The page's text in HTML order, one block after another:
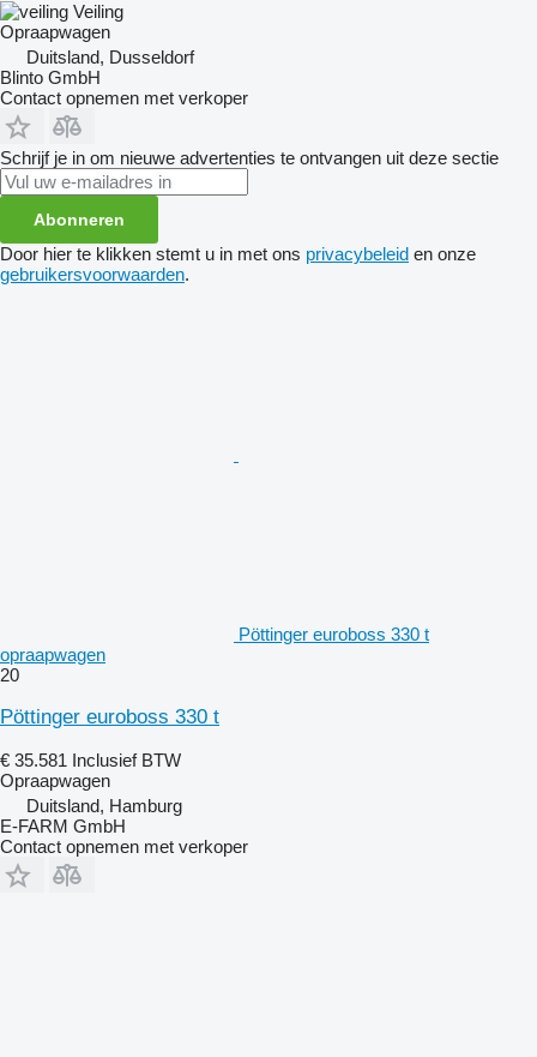
Veiling
Opraapwagen
Duitsland, Dusseldorf
Blinto GmbH
Contact opnemen met verkoper
Schrijf je in om nieuwe advertenties te ontvangen uit deze sectie
Abonneren
Door hier te klikken stemt u in met ons privacybeleid en onze
gebruikersvoorwaarden.
Pöttinger euroboss 330 t
opraapwagen
20
Pöttinger euroboss 330 t
€ 35.581 Inclusief BTW
Opraapwagen
Duitsland, Hamburg
E-FARM GmbH
Contact opnemen met verkoper